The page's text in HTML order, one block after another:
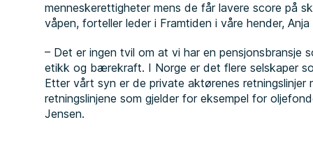
menneskerettigheter mens de får lavere score på
våpen, forteller leder i Framtiden i våre hender, Anja
– Det er ingen tvil om at vi har en pensjonsbransje
etikk og bærekraft. I Norge er det flere selskaper
Etter vårt syn er de private aktørenes
retningslinjene som gjelder for eksempel for
Jensen.